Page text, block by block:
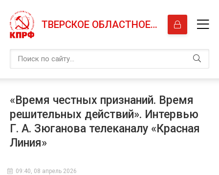
ТВЕРСКОЕ ОБЛАСТНОЕ ОТДЕЛЕНИЕ КПРФ
«Время честных признаний. Время
решительных действий». Интервью
Г. А. Зюганова телеканалу «Красная
Линия»
09:40, 08 апрель 2026